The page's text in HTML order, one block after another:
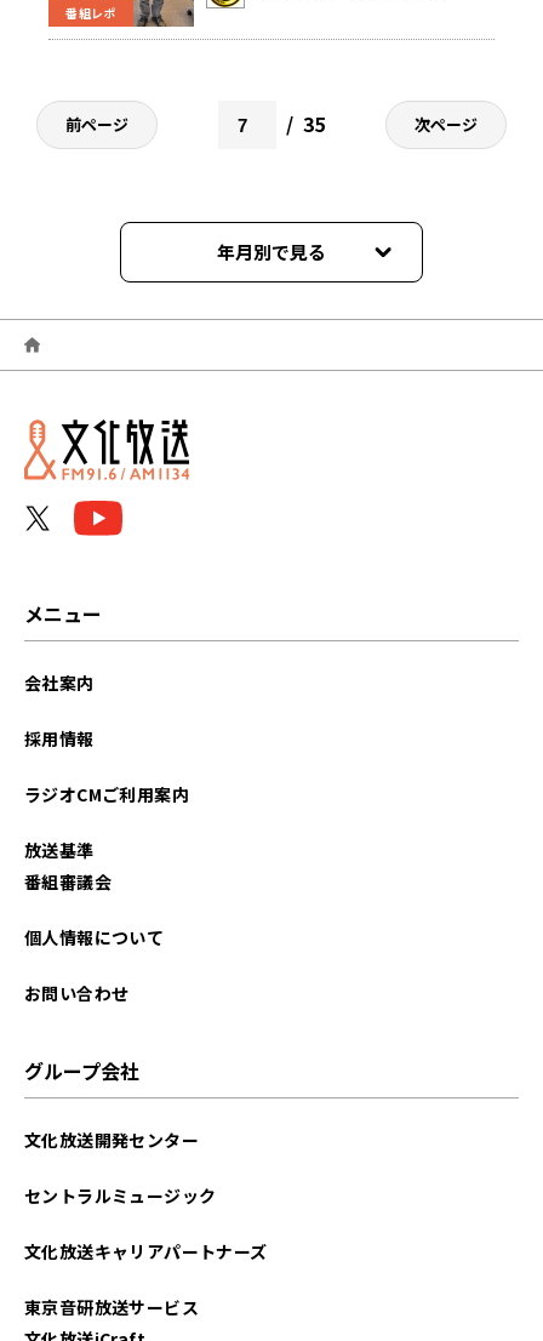
番組レポ
前ページ 35 次ページ
年月別で見る
2026年06月
2026年05月
2026年04月
2025年07月
2025年04月
メニュー
会社案内
採用情報
ラジオCMご利用案内
放送基準
番組審議会
個人情報について
お問い合わせ
グループ会社
文化放送開発センター
セントラルミュージック
文化放送キャリアパートナーズ
東京音研放送サービス